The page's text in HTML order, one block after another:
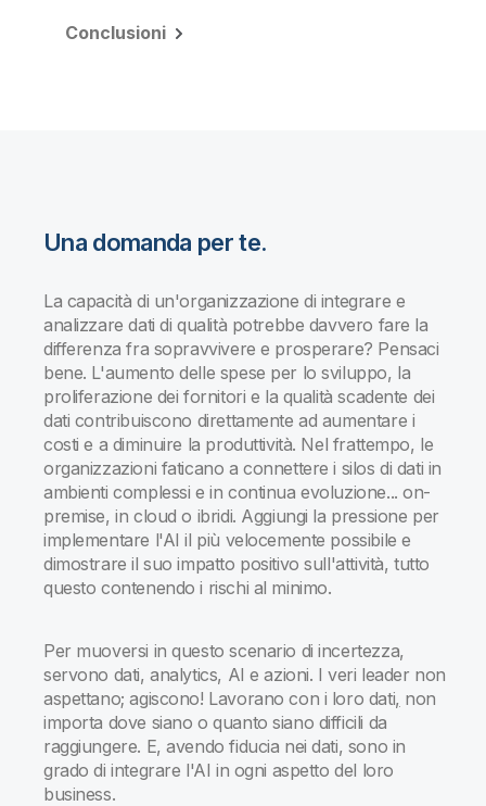
Conclusioni
Una domanda per te.
La capacità di un'organizzazione di integrare e
analizzare dati di qualità potrebbe davvero fare la
differenza fra sopravvivere e prosperare? Pensaci
bene. L'aumento delle spese per lo sviluppo, la
proliferazione dei fornitori e la qualità scadente dei
dati contribuiscono direttamente ad aumentare i
costi e a diminuire la produttività. Nel frattempo, le
organizzazioni faticano a connettere i silos di dati in
ambienti complessi e in continua evoluzione... on-
premise, in cloud o ibridi. Aggiungi la pressione per
implementare l'AI il più velocemente possibile e
dimostrare il suo impatto positivo sull'attività, tutto
questo contenendo i rischi al minimo.
Per muoversi in questo scenario di incertezza,
servono dati, analytics, AI e azioni. I veri leader non
aspettano; agiscono! Lavorano con i loro dati, non
importa dove siano o quanto siano difficili da
raggiungere. E, avendo fiducia nei dati, sono in
grado di integrare l'AI in ogni aspetto del loro
business.